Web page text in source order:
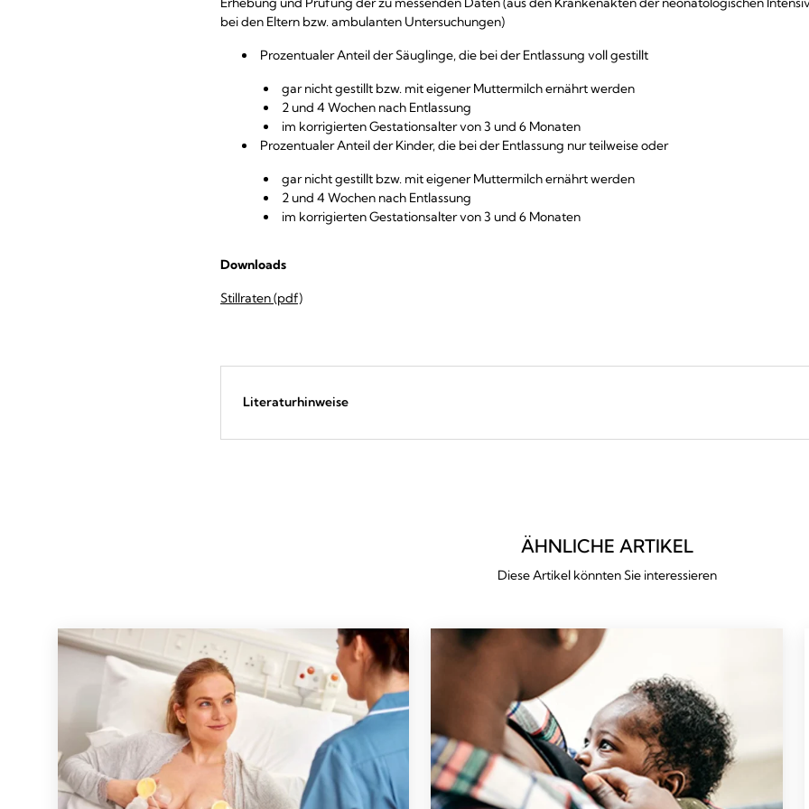
bei den Eltern bzw. ambulanten Untersuchungen)
Prozentualer Anteil der Säuglinge, die bei der Entlassung voll gestillt
gar nicht gestillt bzw. mit eigener Muttermilch ernährt werden
2 und 4 Wochen nach Entlassung
im korrigierten Gestationsalter von 3 und 6 Monaten
Prozentualer Anteil der Kinder, die bei der Entlassung nur teilweise oder
gar nicht gestillt bzw. mit eigener Muttermilch ernährt werden
2 und 4 Wochen nach Entlassung
im korrigierten Gestationsalter von 3 und 6 Monaten
Downloads
Stillraten (pdf)
Literaturhinweise
ÄHNLICHE ARTIKEL
Diese Artikel könnten Sie interessieren